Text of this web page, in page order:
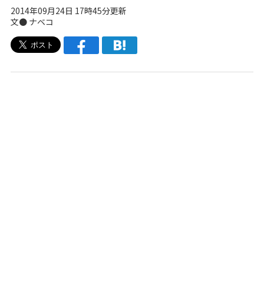
2014年09月24日 17時45分更新
文● ナベコ